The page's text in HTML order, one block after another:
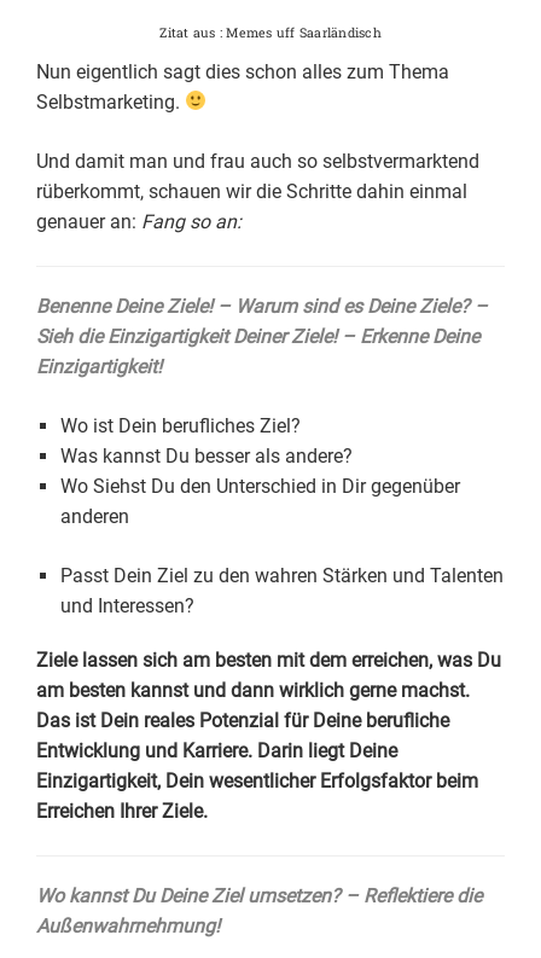
Zitat aus : Memes uff Saarländisch
Nun eigentlich sagt dies schon alles zum Thema
Selbstmarketing.
Und damit man und frau auch so selbstvermarktend
rüberkommt, schauen wir die Schritte dahin einmal
genauer an: Fang so an:
Benenne Deine Ziele! – Warum sind es Deine Ziele? –
Sieh die Einzigartigkeit Deiner Ziele! – Erkenne Deine
Einzigartigkeit!
Wo ist Dein berufliches Ziel?
Was kannst Du besser als andere?
Wo Siehst Du den Unterschied in Dir gegenüber
anderen
Passt Dein Ziel zu den wahren Stärken und Talenten
und Interessen?
Ziele lassen sich am besten mit dem erreichen, was Du
am besten kannst und dann wirklich gerne machst.
Das ist Dein reales Potenzial für Deine berufliche
Entwicklung und Karriere. Darin liegt Deine
Einzigartigkeit, Dein wesentlicher Erfolgsfaktor beim
Erreichen Ihrer Ziele.
Wo kannst Du Deine Ziel umsetzen? – Reflektiere die
Außenwahrnehmung!